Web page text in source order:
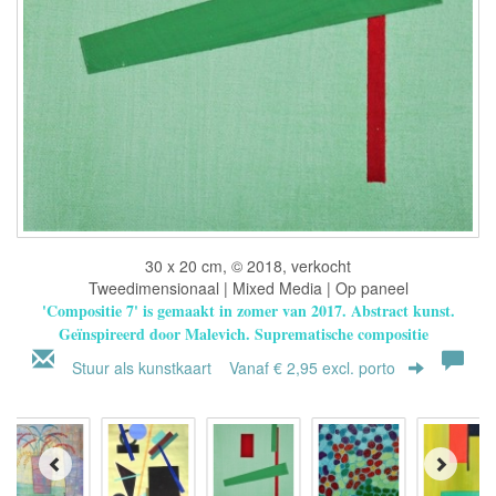
30 x 20 cm, © 2018, verkocht
Tweedimensionaal | Mixed Media | Op paneel
'Compositie 7' is gemaakt in zomer van 2017. Abstract kunst.
Geïnspireerd door Malevich. Suprematische compositie
Stuur als kunstkaart Vanaf € 2,95 excl. porto